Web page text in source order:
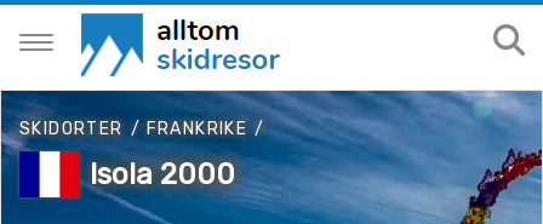
SKIDORTER / FRANKRIKE /
Isola 2000